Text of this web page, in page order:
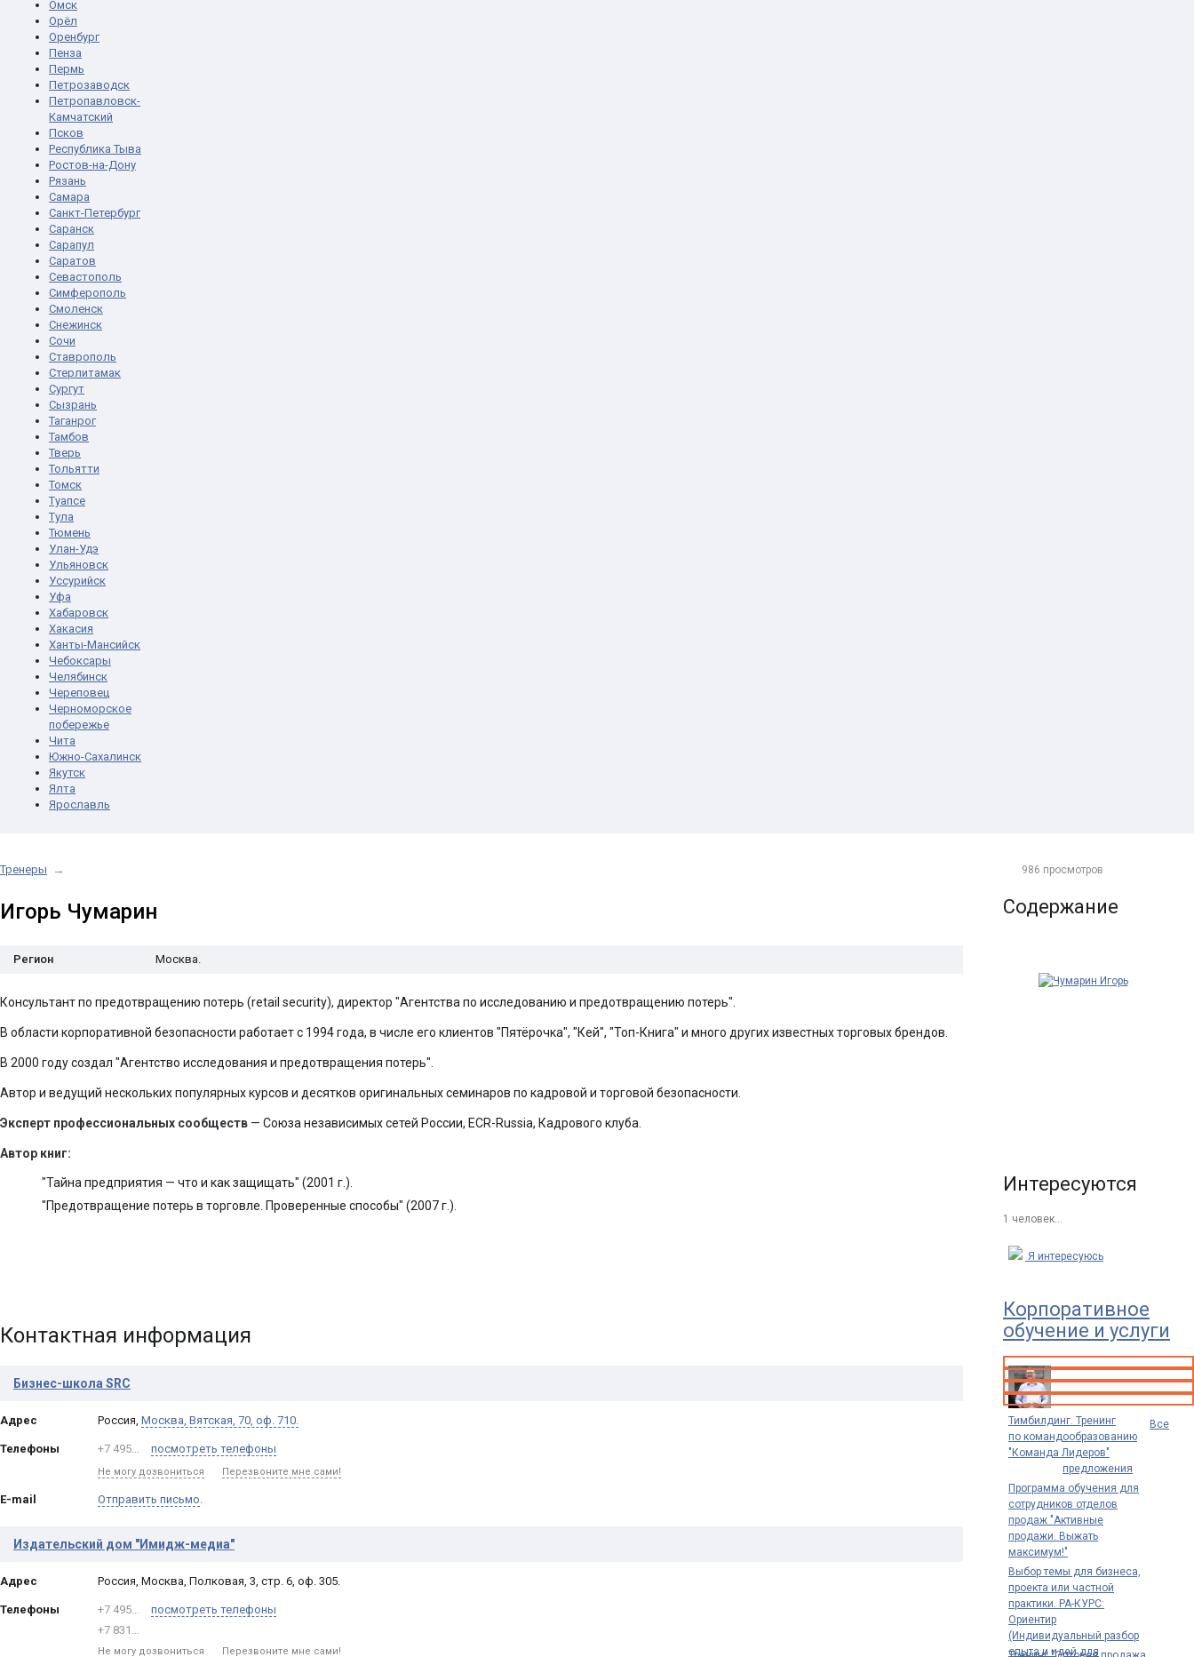
Омск
Орёл
Оренбург
Пенза
Пермь
Петрозаводск
Петропавловск-
Камчатский
Псков
Республика Тыва
Ростов-на-Дону
Рязань
Самара
Санкт-Петербург
Саранск
Сарапул
Саратов
Севастополь
Симферополь
Смоленск
Снежинск
Сочи
Ставрополь
Стерлитамак
Сургут
Сызрань
Таганрог
Тамбов
Тверь
Тольятти
Томск
Туапсе
Тула
Тюмень
Улан-Удэ
Ульяновск
Уссурийск
Уфа
Хабаровск
Хакасия
Ханты-Мансийск
Чебоксары
Челябинск
Череповец
Черноморское
побережье
Чита
Южно-Сахалинск
Якутск
Ялта
Ярославль
Содержание
Интересуются
1 человек…
Я интересуюсь
Корпоративное
обучение и услуги
Тимбилдинг. Тренинг
по командообразованию
"Команда Лидеров"
Программа обучения для
сотрудников отделов
продаж "Активные
продажи. Выжать
максимум!"
Выбор темы для бизнеса,
проекта или частной
практики. РА-КУРС:
Ориентир
(Индивидуальный разбор
опыта и идей для
Все
предложения
Тренеры →
Игорь Чумарин
986 просмотров
Регион Москва.
Консультант по предотвращению потерь (retail security), директор "Агентства по исследованию и предотвращению потерь".
В области корпоративной безопасности работает с 1994 года, в числе его клиентов "Пятёрочка", "Кей", "Топ-Книга" и много других известных торговых брендов.
В 2000 году создал "Агентство исследования и предотвращения потерь".
Автор и ведущий нескольких популярных курсов и десятков оригинальных семинаров по кадровой и торговой безопасности.
Эксперт профессиональных сообществ — Союза независимых сетей России, ECR-Russia, Кадрового клуба.
Автор книг:
"Тайна предприятия — что и как защищать" (2001 г.).
"Предотвращение потерь в торговле. Проверенные способы" (2007 г.).
Контактная информация
Бизнес-школа SRC
Адрес Россия, Москва, Вятская, 70, оф. 710.
Телефоны +7 495… посмотреть телефоны
Не могу дозвониться Перезвоните мне сами!
E-mail Отправить письмо.
Издательский дом "Имидж-медиа"
Адрес Россия, Москва, Полковая, 3, стр. 6, оф. 305.
Телефоны
+7 495…
+7 831…
посмотреть телефоны
Не могу дозвониться Перезвоните мне сами!